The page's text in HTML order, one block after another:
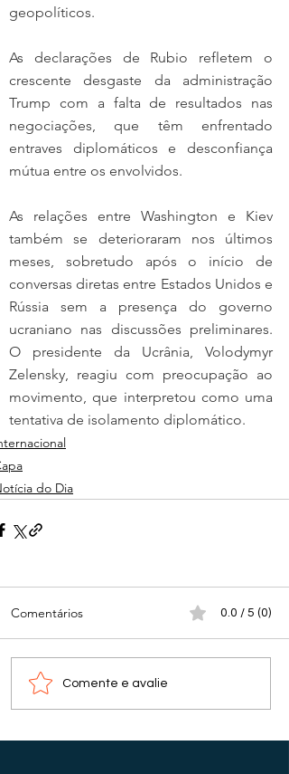
geopolíticos.
As declarações de Rubio refletem o
crescente desgaste da administração
Trump com a falta de resultados nas
negociações, que têm enfrentado
entraves diplomáticos e desconfiança
mútua entre os envolvidos.
As relações entre Washington e Kiev
também se deterioraram nos últimos
meses, sobretudo após o início de
conversas diretas entre Estados Unidos e
Rússia sem a presença do governo
ucraniano nas discussões preliminares.
O presidente da Ucrânia, Volodymyr
Zelensky, reagiu com preocupação ao
movimento, que interpretou como uma
tentativa de isolamento diplomático.
do Dia
Comentários 0.0 / 5 (0)
Comente e avalie